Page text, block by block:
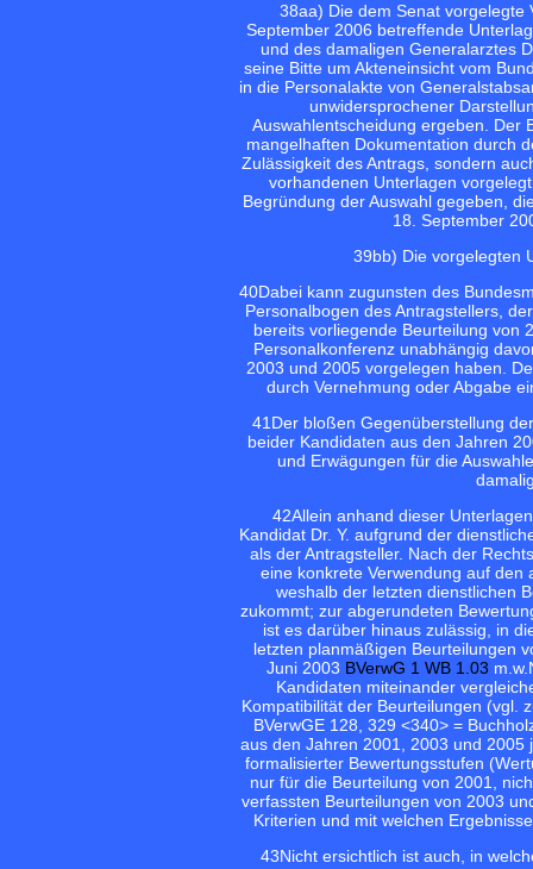
38aa) Die dem Senat vorgelegte
September 2006 betreffende
und des damaligen Generalarztes
seine Bitte um Akteneinsicht vom
in die Personalakte von
unwidersprochener
Auswahlentscheidung ergeben. Der
mangelhaften Dokumentation durch
Zulässigkeit des Antrags, sondern
vorhandenen Unterlagen
Begründung der Auswahl gegeben,
18. September
39bb) Die vorgelegten
40Dabei kann zugunsten des
Personalbogen des Antragstellers,
bereits vorliegende Beurteilung von
Personalkonferenz unabhängig
2003 und 2005 vorgelegen haben.
durch Vernehmung oder Abgabe
41Der bloßen Gegenüberstellung
beider Kandidaten aus den Jahren
und Erwägungen für die
42Allein anhand dieser
Kandidat Dr. Y. aufgrund der
als der Antragsteller. Nach der
eine konkrete Verwendung auf
weshalb der letzten dienstlichen
zukommt; zur abgerundeten
ist es darüber hinaus zulässig, in
letzten planmäßigen Beurteilungen
Juni 2003 BVerwG 1 WB 1.03
Kandidaten miteinander
Kompatibilität der Beurteilungen (vgl.
BVerwGE 128, 329 <340> =
aus den Jahren 2001, 2003 und 2005
formalisierter Bewertungsstufen
nur für die Beurteilung von 2001,
verfassten Beurteilungen von 2003
Kriterien und mit welchen
43Nicht ersichtlich ist auch, in